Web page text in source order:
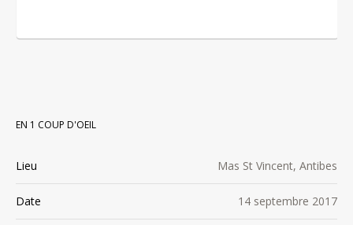
EN 1 COUP D'OEIL
Lieu Mas St Vincent, Antibes
Date 14 septembre 2017